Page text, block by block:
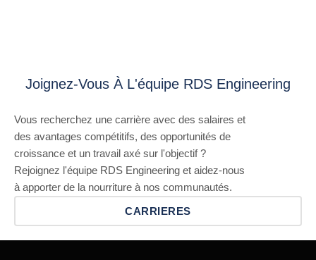
Joignez-Vous À L'équipe RDS Engineering
Vous recherchez une carrière avec des salaires et
des avantages compétitifs, des opportunités de
croissance et un travail axé sur l'objectif ?
Rejoignez l'équipe RDS Engineering et aidez-nous
à apporter de la nourriture à nos communautés.
CARRIERES